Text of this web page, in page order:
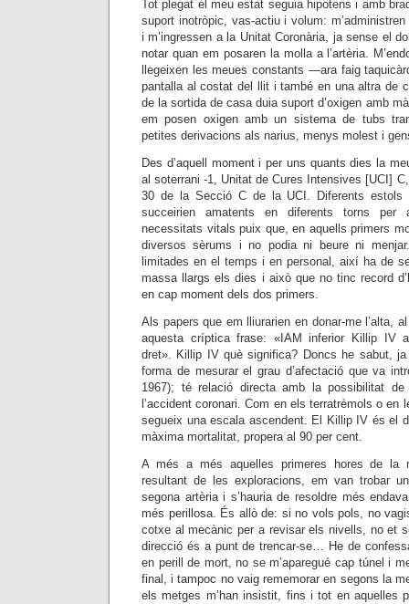
Tot plegat el meu estat seguia hipotens i amb
suport inotròpic, vas-actiu i volum:
i m’ingressen a la Unitat Coronària, ja sense el
notar quan em posaren la molla a l’artèria.
llegeixen les meues constants —ara faig
pantalla al costat del llit i també en una altra de
de la sortida de casa duia suport d’oxigen amb
em posen oxigen amb un sistema de tubs
petites derivacions als narius, menys molest i
Des d’aquell moment i per uns quants dies la
al soterrani -1, Unitat de Cures Intensives [UCI]
30 de la Secció C de la UCI. Diferents estols
succeirien amatents en diferents torns per
necessitats vitals puix que, en aquells primers
diversos sèrums i no podia ni beure ni
limitades en el temps i en personal, així ha de
massa llargs els dies i això que no tinc record
en cap moment dels dos primers.
Als papers que em lliurarien en donar-me l’alta,
aquesta críptica frase: «IAM inferior Killip IV
dret». Killip IV què significa? Doncs he sabut,
forma de mesurar el grau d’afectació que va
1967); té relació directa amb la possibilitat de
l’accident coronari. Com en els terratrèmols o en
segueix una escala ascendent. El Killip IV és el
màxima mortalitat, propera al 90 per cent.
A més a més aquelles primeres hores de la
resultant de les exploracions, em van trobar
segona artèria i s’hauria de resoldre més
més perillosa. És allò de: si no vols pols, no
cotxe al mecànic per a revisar els nivells, no et
direcció és a punt de trencar-se… He de
en perill de mort, no se m’aparegué cap túnel i
final, i tampoc no vaig rememorar en segons la
els metges m’han insistit, fins i tot en aquelles